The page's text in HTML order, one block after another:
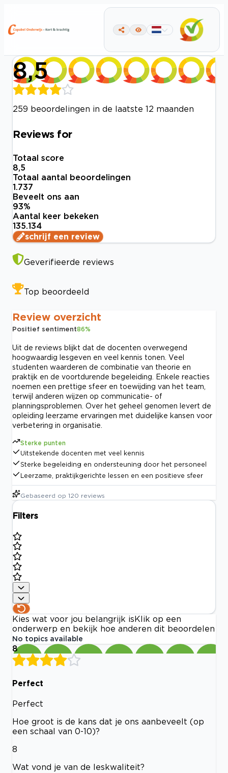
8,5
259 beoordelingen in de laatste 12 maanden
Reviews for
Totaal score
8,5
Totaal aantal beoordelingen
1.737
Beveelt ons aan
93%
Aantal keer bekeken
135.134
schrijf een review
Geverifieerde reviews
Top beoordeeld
Review overzicht
Positief sentiment86%
Uit de reviews blijkt dat de docenten overwegend
hoogwaardig lesgeven en veel kennis tonen. Veel
studenten waarderen de combinatie van theorie en
praktijk en de voortdurende begeleiding. Enkele reacties
noemen een prettige sfeer en toewijding van het team,
terwijl anderen wijzen op communicatie- of
planningsproblemen. Over het geheel genomen levert de
opleiding leerzame ervaringen met duidelijke kansen voor
verbetering in organisatie.
Sterke punten
Uitstekende docenten met veel kennis
Sterke begeleiding en ondersteuning door het personeel
Leerzame, praktijkgerichte lessen en een positieve sfeer
Gebaseerd op 120 reviews
Filters
Kies wat voor jou belangrijk is Klik op een
onderwerp en bekijk hoe anderen dit beoordelen
No topics available
8
Perfect
Perfect
Hoe groot is de kans dat je ons aanbeveelt (op
een schaal van 0-10)?
8
Wat vond je van de leskwaliteit?